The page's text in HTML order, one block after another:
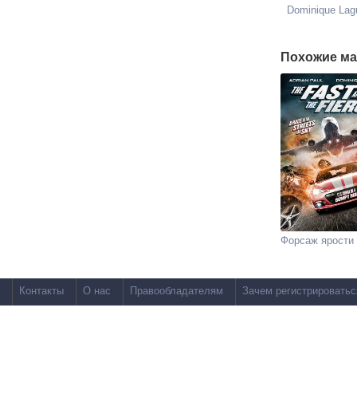
Dominique
Похожие
Форсаж ярости
Контакты О нас Правообладателям Зачем